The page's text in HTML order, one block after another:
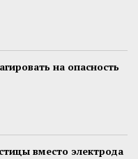
на опасность
вместо электрода